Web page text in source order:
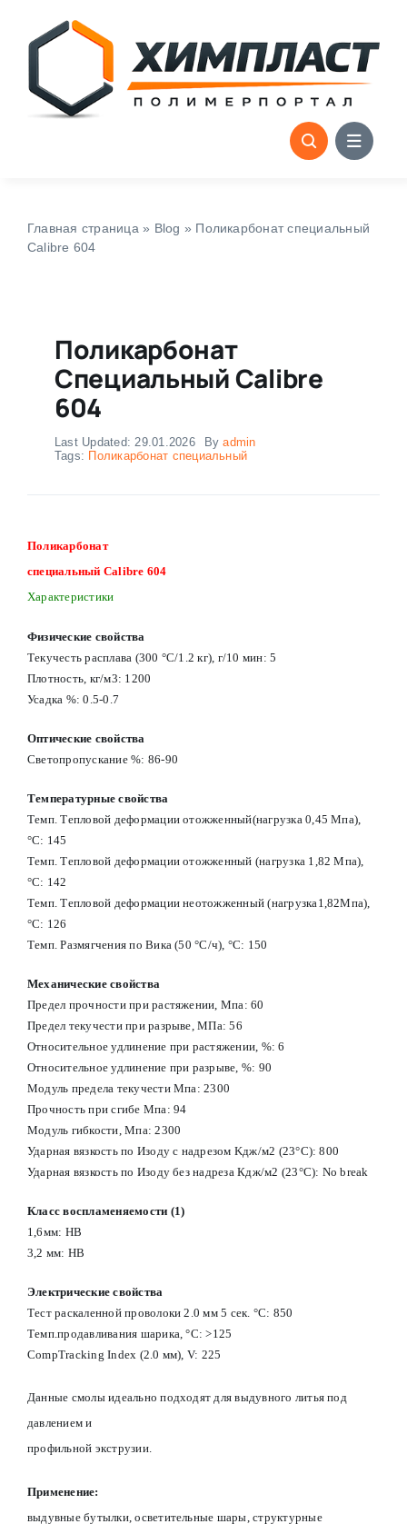
content
Главная страница » Blog » Поликарбонат cпециальный
Calibre 604
Поликарбонат
Cпециальный Calibre
604
Last Updated: 29.01.2026 Byadmin
Tags: Поликарбонат cпециальный
Поликарбонат
cпециальный Calibre 604
Характеристики
Физические свойства
Текучесть расплава (300 °C/1.2 кг), г/10 мин: 5
Плотность, кг/м3: 1200
Усадка %: 0.5-0.7
Оптические свойства
Светопропускание %: 86-90
Температурные свойства
Темп. Тепловой деформации отожженный(нагрузка 0,45 Мпа),
°C: 145
Темп. Тепловой деформации отожженный (нагрузка 1,82 Мпа),
°С: 142
Темп. Тепловой деформации неотожженный (нагрузка1,82Мпа),
°С: 126
Темп. Размягчения по Вика (50 °С/ч), °С: 150
Механические свойства
Предел прочности при растяжении, Мпа: 60
Предел текучести при разрыве, МПа: 56
Относительное удлинение при растяжении, %: 6
Относительное удлинение при разрыве, %: 90
Модуль предела текучести Мпа: 2300
Прочность при сгибе Мпа: 94
Модуль гибкости, Мпа: 2300
Ударная вязкость по Изоду с надрезом Kдж/м2 (23°С): 800
Ударная вязкость по Изоду без надреза Кдж/м2 (23°С): No break
Класс воспламеняемости (1)
1,6мм: HB
3,2 мм: HB
Электрические свойства
Тест раскаленной проволоки 2.0 мм 5 сек. °С: 850
Темп.продавливания шарика, °С: >125
CompTracking Index (2.0 мм), V: 225
Данные смолы идеально подходят для выдувного литья под
давлением и
профильной экструзии.
Применение:
выдувные бутылки, осветительные шары, структурные